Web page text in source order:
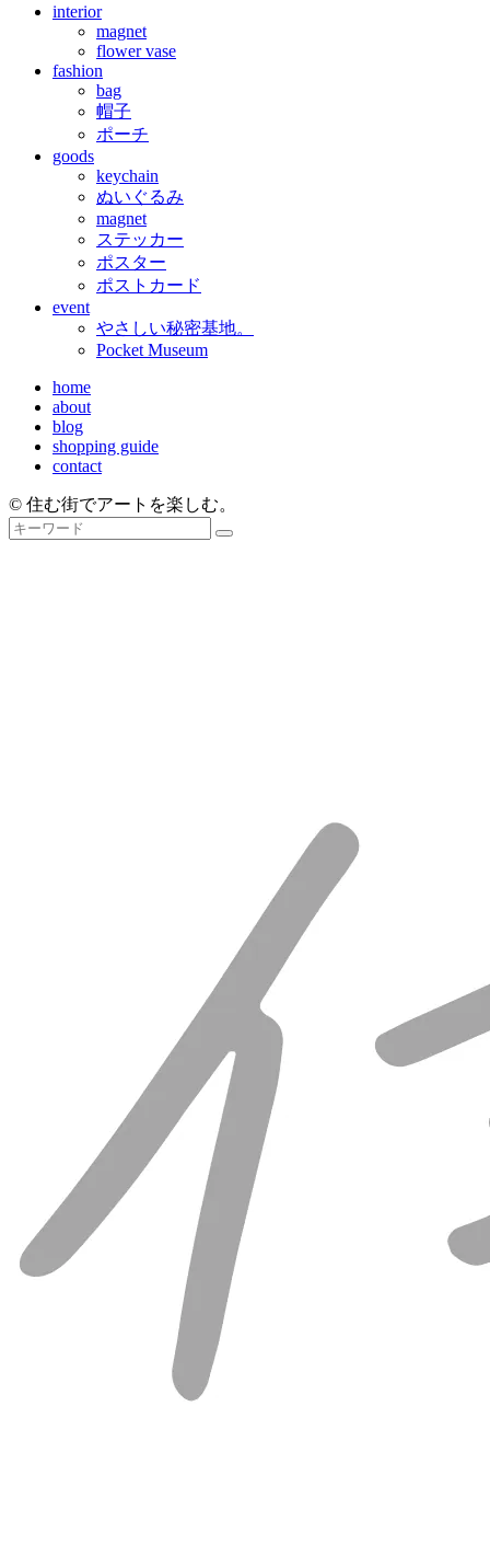
interior
magnet
flower vase
fashion
bag
帽子
ポーチ
goods
keychain
ぬいぐるみ
magnet
ステッカー
ポスター
ポストカード
event
やさしい秘密基地。
Pocket Museum
home
about
blog
shopping guide
contact
© 住む街でアートを楽しむ。